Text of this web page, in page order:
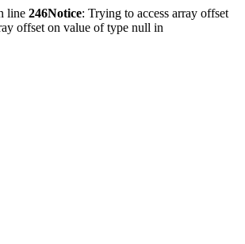
line 246Notice: Trying to access array offset
offset on value of type null in